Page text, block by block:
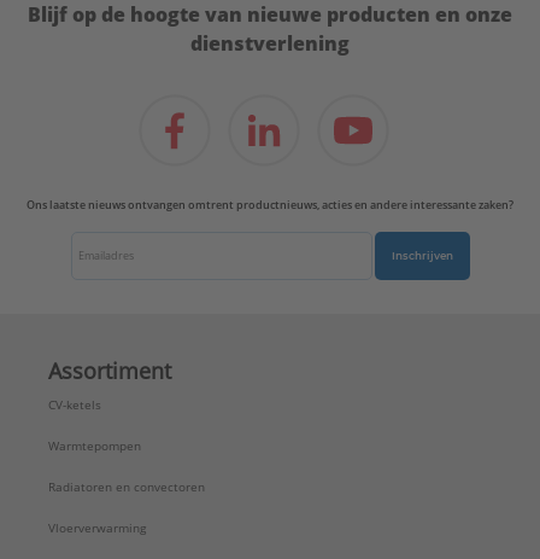
Blijf op de hoogte van nieuwe producten en onze
dienstverlening
Ons laatste nieuws ontvangen omtrent productnieuws, acties en andere interessante zaken?
Inschrijven
Assortiment
CV-ketels
Warmtepompen
Radiatoren en convectoren
Vloerverwarming